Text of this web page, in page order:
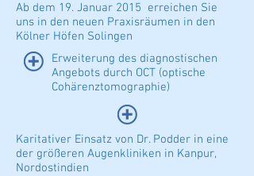
Ab dem 19. Januar 2015 erreichen Sie
uns in den neuen Praxisräumen in den
Kölner Höfen Solingen
Erweiterung des diagnostischen
Angebots durch OCT (optische
Cohärenztomographie)
Karitativer Einsatz von Dr. Podder in eine
der größeren Augenkliniken in Kanpur,
Nordostindien